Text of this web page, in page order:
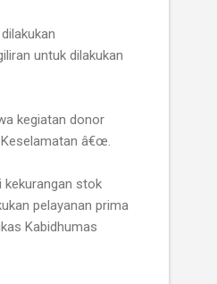
untuk dilakukan
kegiatan donor
â€œ.
kekurangan stok
pelayanan prima
Kabidhumas